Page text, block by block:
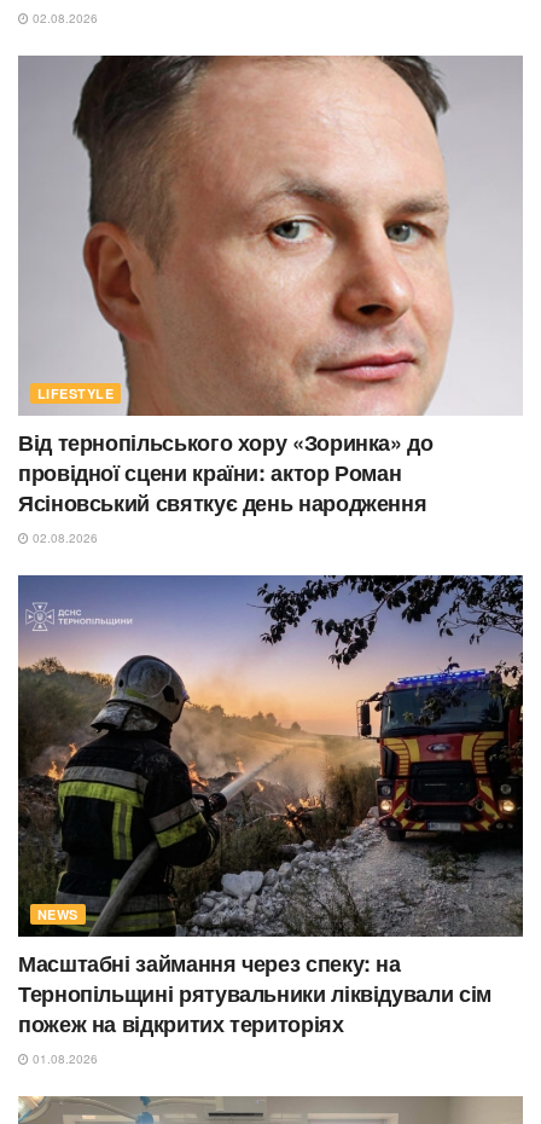
02.08.2026
LIFESTYLE
Від тернопільського хору «Зоринка» до
провідної сцени країни: актор Роман
Ясіновський святкує день народження
02.08.2026
NEWS
Масштабні займання через спеку: на
Тернопільщині рятувальники ліквідували сім
пожеж на відкритих територіях
01.08.2026